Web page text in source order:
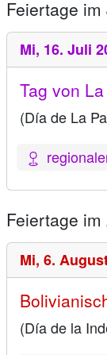
Feiertage
Mi, 16. Juli
Tag von
(Día de La
Feiertage
Mi, 6.
(Día de la